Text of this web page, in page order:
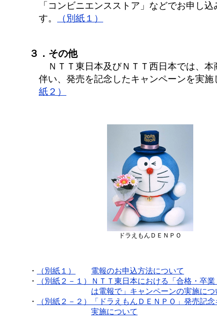
「コンビニエンスストア」などでお申し
す。
（別紙１）
３．その他
ＮＴＴ東日本及びＮＴＴ西日本では、本
伴い、発売を記念したキャンペーンを実施
紙２）
ドラえもんＤＥＮＰＯ
・ （別紙１）
電報のお申込方法について
・
（別紙２－１）
ＮＴＴ東日本における「合格・卒
は電報で」キャンペーンの実施につ
・
（別紙２－２）
「ドラえもんＤＥＮＰＯ」発売記
実施について